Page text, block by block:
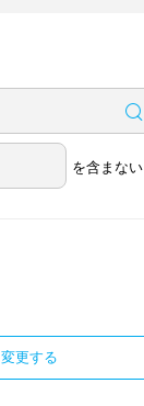
を含まない
変更する